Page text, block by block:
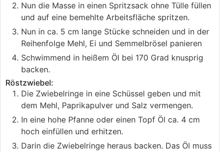
Nun die Masse in einen Spritzsack ohne Tülle füllen
und auf eine bemehlte Arbeitsfläche spritzen.
Nun in ca. 5 cm lange Stücke schneiden und in der
Reihenfolge Mehl, Ei und Semmelbrösel panieren
Schwimmend in heißem Öl bei 170 Grad knusprig
backen.
Röstzwiebel:
Die Zwiebelringe in eine Schüssel geben und mit
dem Mehl, Paprikapulver und Salz vermengen.
In eine hohe Pfanne oder einen Topf Öl ca. 4 cm
hoch einfüllen und erhitzen.
Darin die Zwiebelringe heraus backen. Das Öl muss